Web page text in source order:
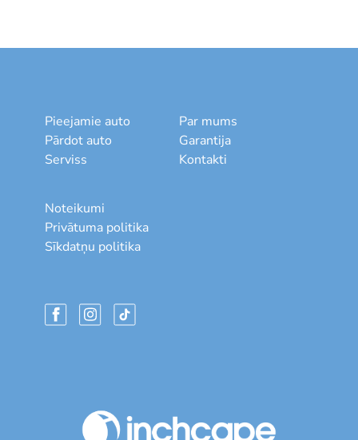
Pieejamie auto
Pārdot auto
Serviss
Par mums
Garantija
Kontakti
Noteikumi
Privātuma politika
Sīkdatņu politika